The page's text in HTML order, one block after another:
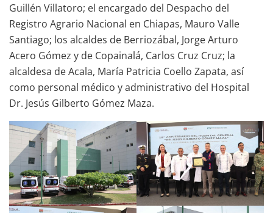
Guillén Villatoro; el encargado del Despacho del
Registro Agrario Nacional en Chiapas, Mauro Valle
Santiago; los alcaldes de Berriozábal, Jorge Arturo
Acero Gómez y de Copainalá, Carlos Cruz Cruz; la
alcaldesa de Acala, María Patricia Coello Zapata, así
como personal médico y administrativo del Hospital
Dr. Jesús Gilberto Gómez Maza.